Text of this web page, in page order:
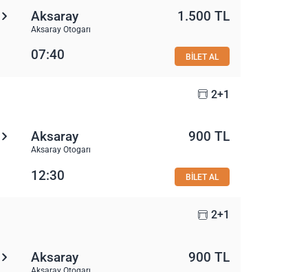
Aksaray
Aksaray Otogarı
1.500 TL
07:40 BİLET AL
2+1
Aksaray
Aksaray Otogarı
900 TL
12:30 BİLET AL
2+1
Aksaray 900 TL